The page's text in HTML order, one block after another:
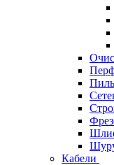
Кабели